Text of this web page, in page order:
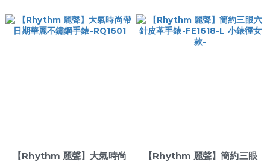
【Rhythm 麗聲】大氣時尚
【Rhythm 麗聲】簡約三眼